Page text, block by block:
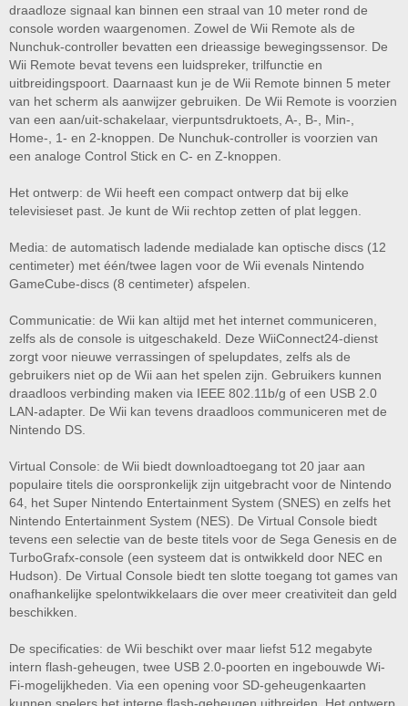
draadloze signaal kan binnen een straal van 10 meter rond de
console worden waargenomen. Zowel de Wii Remote als de
Nunchuk-controller bevatten een drieassige bewegingssensor. De
Wii Remote bevat tevens een luidspreker, trilfunctie en
uitbreidingspoort. Daarnaast kun je de Wii Remote binnen 5 meter
van het scherm als aanwijzer gebruiken. De Wii Remote is voorzien
van een aan/uit-schakelaar, vierpuntsdruktoets, A-, B-, Min-,
Home-, 1- en 2-knoppen. De Nunchuk-controller is voorzien van
een analoge Control Stick en C- en Z-knoppen.
Het ontwerp: de Wii heeft een compact ontwerp dat bij elke
televisieset past. Je kunt de Wii rechtop zetten of plat leggen.
Media: de automatisch ladende medialade kan optische discs (12
centimeter) met één/twee lagen voor de Wii evenals Nintendo
GameCube-discs (8 centimeter) afspelen.
Communicatie: de Wii kan altijd met het internet communiceren,
zelfs als de console is uitgeschakeld. Deze WiiConnect24-dienst
zorgt voor nieuwe verrassingen of spelupdates, zelfs als de
gebruikers niet op de Wii aan het spelen zijn. Gebruikers kunnen
draadloos verbinding maken via IEEE 802.11b/g of een USB 2.0
LAN-adapter. De Wii kan tevens draadloos communiceren met de
Nintendo DS.
Virtual Console: de Wii biedt downloadtoegang tot 20 jaar aan
populaire titels die oorspronkelijk zijn uitgebracht voor de Nintendo
64, het Super Nintendo Entertainment System (SNES) en zelfs het
Nintendo Entertainment System (NES). De Virtual Console biedt
tevens een selectie van de beste titels voor de Sega Genesis en de
TurboGrafx-console (een systeem dat is ontwikkeld door NEC en
Hudson). De Virtual Console biedt ten slotte toegang tot games van
onafhankelijke spelontwikkelaars die over meer creativiteit dan geld
beschikken.
De specificaties: de Wii beschikt over maar liefst 512 megabyte
intern flash-geheugen, twee USB 2.0-poorten en ingebouwde Wi-
Fi-mogelijkheden. Via een opening voor SD-geheugenkaarten